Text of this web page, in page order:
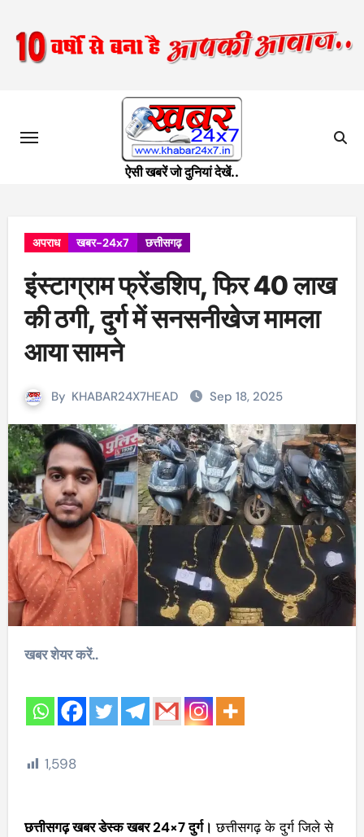
content
ऐसी खबरें जो दुनियां देखें..
अपराध खबर-24x7 छत्तीसगढ़
इंस्टाग्राम फ्रेंडशिप, फिर 40 लाख
की ठगी, दुर्ग में सनसनीखेज मामला
आया सामने
By KHABAR24X7HEAD Sep 18, 2025
खबर शेयर करें..
1,598
छत्तीसगढ़ खबर डेस्क खबर 24×7 दुर्ग। छत्तीसगढ़ के दुर्ग जिले से